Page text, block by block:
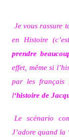
Je vous rassure
en Histoire
prendre
effet, même si
par les français
l‘histoire de
Le scénario
J’adore quand la